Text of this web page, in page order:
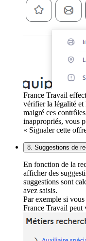
France Travail
vérifier la légalité et
malgré ces
inappropriés, vous
« Signaler cette
8. Suggestions de
En fonction de la
afficher des
suggestions sont
avez saisis.
Par exemple si
France Travail peut